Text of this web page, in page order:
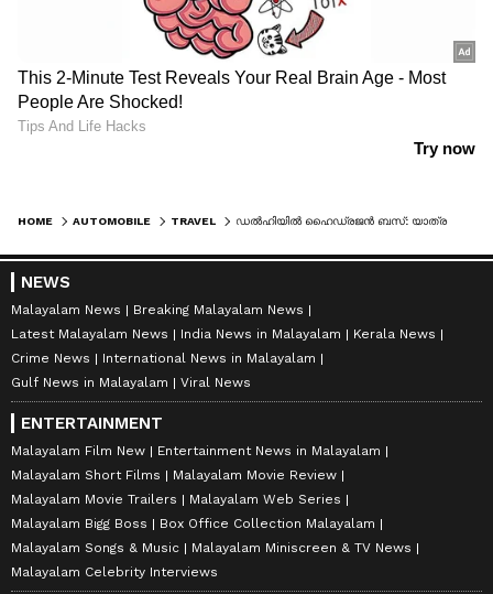
HOME AUTOMOBILE TRAVEL ഡൽഹിയിൽ ഹൈഡ്രജൻ ബസ്: യാത്രയുടെ പുതിയ മുഖം
NEWS
Malayalam News
Breaking Malayalam News
Latest Malayalam News
India News in Malayalam
Kerala News
Crime News
International News in Malayalam
Gulf News in Malayalam
Viral News
ENTERTAINMENT
Malayalam Film New
Entertainment News in Malayalam
Malayalam Short Films
Malayalam Movie Review
Malayalam Movie Trailers
Malayalam Web Series
Malayalam Bigg Boss
Box Office Collection Malayalam
Malayalam Songs & Music
Malayalam Miniscreen & TV News
Malayalam Celebrity Interviews